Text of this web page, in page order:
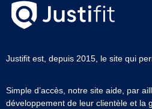
Justifit est, depuis 2015, le site qui
Simple d’accès, notre site aide, par
développement de leur clientèle et la